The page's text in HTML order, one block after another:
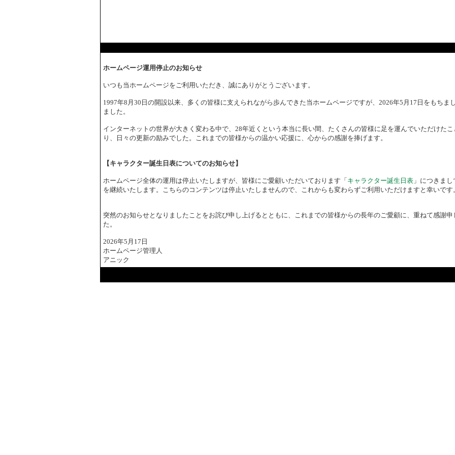
ホームページ運用停止のお知らせ
いつも当ホームページをご利用いただき、誠にありがとうございます。
1997年8月30日の開設以来、多くの皆様に支えられながら歩んできた当ホームページですが、2026年5月17日をもちま
ました。
インターネットの世界が大きく変わる中で、28年近くという本当に長い間、たくさんの皆様に足を運んでいただけた
り、日々の更新の励みでした。これまでの皆様からの温かい応援に、心からの感謝を捧げます。
【キャラクター誕生日表についてのお知らせ】
ホームページ全体の運用は停止いたしますが、皆様にご愛顧いただいております「 キャラクター誕生日表 」につきま
を継続いたします。こちらのコンテンツは停止いたしませんので、これからも変わらずご利用いただけますと幸いです
突然のお知らせとなりましたことをお詫び申し上げるとともに、これまでの皆様からの長年のご愛顧に、重ねて感謝
た。
2026年5月17日
ホームページ管理人
アニック